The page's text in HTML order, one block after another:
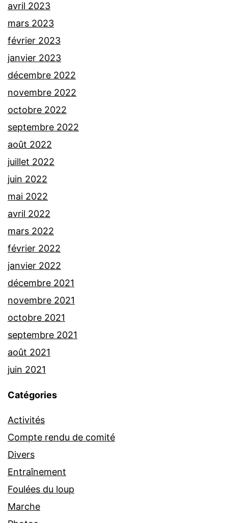
avril 2023
mars 2023
février 2023
janvier 2023
décembre 2022
novembre 2022
octobre 2022
septembre 2022
août 2022
juillet 2022
juin 2022
mai 2022
avril 2022
mars 2022
février 2022
janvier 2022
décembre 2021
novembre 2021
octobre 2021
septembre 2021
août 2021
juin 2021
Catégories
Activités
Compte rendu de comité
Divers
Entraînement
Foulées du loup
Marche